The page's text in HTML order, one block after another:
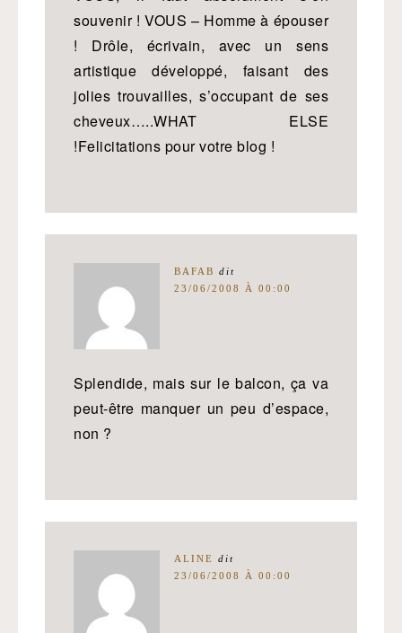
souvenir ! VOUS – Homme à épouser
! Drôle, écrivain, avec un sens
artistique développé, faisant des
jolies trouvailles, s’occupant de ses
cheveux…..WHAT ELSE
!Felicitations pour votre blog !
BAFAB dit
23/06/2008 À 00:00
Splendide, mais sur le balcon, ça va
peut-être manquer un peu d’espace,
non ?
ALINE dit
23/06/2008 À 00:00